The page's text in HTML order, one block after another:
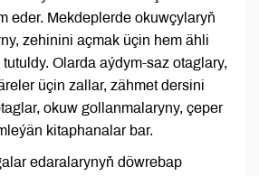
eder. Mekdeplerde okuwçylaryň
zehinini açmak üçin hem ähli
Olarda aýdym-saz otaglary,
üçin zallar, zähmet dersini
okuw gollanmalaryny, çeper
kitaphanalar bar.
edaralarynyň döwrebap